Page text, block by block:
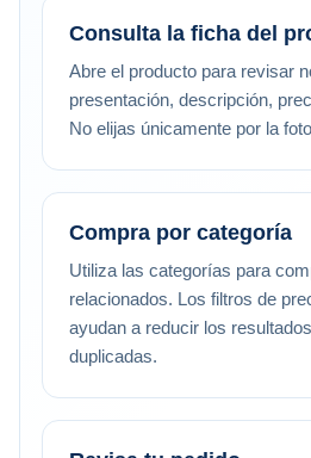
Consulta la ficha del
Abre el producto para revisar
presentación, descripción,
No elijas únicamente por la
Compra por categoría
Utiliza las categorías para
relacionados. Los filtros de
ayudan a reducir los
duplicadas.